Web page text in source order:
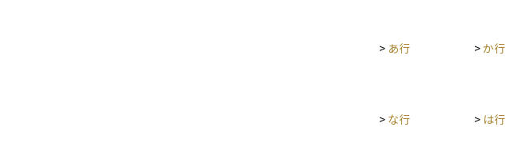
> あ行 >か行
> な行 > は行